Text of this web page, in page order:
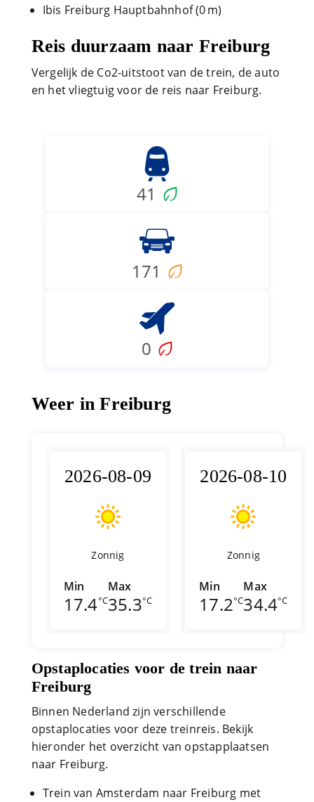
Ibis Freiburg Hauptbahnhof (0 m)
Reis duurzaam naar Freiburg
Vergelijk de Co2-uitstoot van de trein, de auto
en het vliegtuig voor de reis naar Freiburg.
41
171
0
Weer in Freiburg
2026-08-09
Zonnig
Min
17.4°C
Max
35.3°C
2026-08-10
Zonnig
Min
17.2°C
Max
34.4°C
Opstaplocaties voor de trein naar
Freiburg
Binnen Nederland zijn verschillende
opstaplocaties voor deze treinreis. Bekijk
hieronder het overzicht van opstapplaatsen
naar Freiburg.
Trein van Amsterdam naar Freiburg met